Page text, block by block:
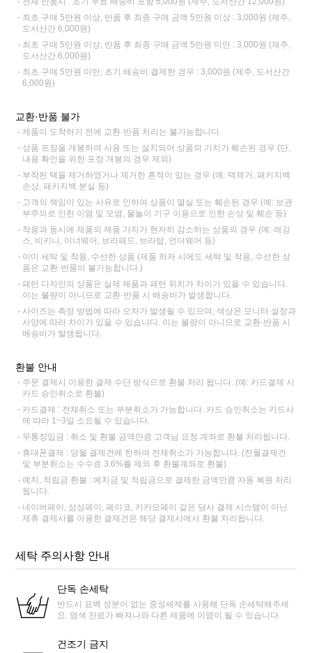
최초 구매 5만원 이상, 반품 후 최종 구매 금액 5만원 이상 : 3,000원 (제주,
도서산간 6,000원)
최초 구매 5만원 이상, 반품 후 최종 구매 금액 5만원 미만 : 3,000원 (제주,
도서산간 6,000원)
최초 구매 5만원 미만, 초기 배송비 결제한 경우 : 3,000원 (제주, 도서산간
6,000원)
교환·반품 불가
제품이 도착하기 전에 교환·반품 처리는 불가능합니다.
상품 포장을 개봉하여 사용 또는 설치되어 상품의 가치가 훼손된 경우 (단,
내용 확인을 위한 포장 개봉의 경우 제외)
부착된 택을 제거하였거나 제거한 흔적이 있는 경우 (예: 택제거, 패키지백
손상, 패키지백 분실 등)
고객의 책임이 있는 사유로 인하여 상품이 멸실 또는 훼손된 경우 (예: 보관
부주의로 인한 이염 및 오염, 물놀이 기구 이용으로 인한 손상 및 훼손 등)
착용과 동시에 제품의 제품 가치가 현저히 감소하는 상품의 경우 (예: 레깅
스, 비키니, 이너웨어, 브라패드, 브라탑, 언더웨어 등)
이미 세탁 및 착용, 수선한 상품 (제품 하자 시에도 세탁 및 착용, 수선한 상
품은 교환·반품이 불가능합니다.)
패턴 디자인의 상품은 실제 제품과 패턴 위치가 차이가 있을 수 있습니다.
이는 불량이 아니므로 교환·반품 시 배송비가 발생합니다.
사이즈는 측정 방법에 따라 오차가 발생될 수 있으며, 색상은 모니터 설정과
사양에 따라 차이가 있을 수 있습니다. 이는 불량이 아니므로 교환·반품 시
배송비가 발생됩니다.
환불 안내
주문 결제시 이용한 결제 수단 방식으로 환불 처리 됩니다. (예: 카드결제 시
카드 승인취소로 환불)
카드결제 : 전체취소 또는 부분취소가 가능합니다. 카드 승인취소는 카드사
에 따라 1~3일 소요될 수 있습니다.
무통장입금 : 취소 및 환불 금액만큼 고객님 요청 계좌로 환불 처리됩니다.
휴대폰결제 : 당월 결제건에 한하여 전체취소가 가능합니다. (전월결제건
및 부분취소는 수수료 3.6%를 제외 후 환불계좌로 환불)
예치, 적립금 환불 : 예치금 및 적립금으로 결제한 금액만큼 자동 복원 처리
됩니다.
네이버페이, 삼성페이, 페이코, 카카오페이 같은 당사 결제 시스템이 아닌
제휴 결제사를 이용한 결제건은 해당 결제사에서 환불 처리됩니다.
세탁 주의사항 안내
단독 손세탁
반드시 표백 성분이 없는 중성세제를 사용해 단독 손세탁해주세
요. 염색 잔료가 빠져나와 다른 제품에 이염이 될 수 있습니다.
건조기 금지